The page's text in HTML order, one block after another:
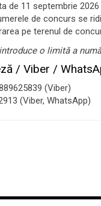
de 11 septembrie
de concurs se
pe terenul de
o limită a
/ Viber /
(Viber)
(Viber, WhatsApp)